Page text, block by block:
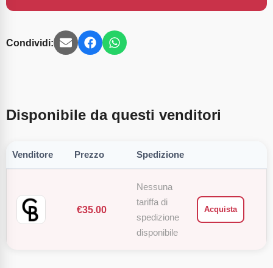
Condividi:
Disponibile da questi venditori
Venditore Prezzo Spedizione
€35.00
Nessuna
tariffa di
spedizione
disponibile
Acquista